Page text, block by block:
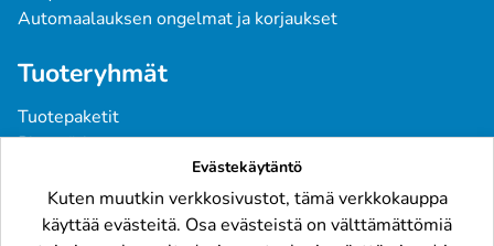
Automaalauksen ongelmat ja korjaukset
Tuoteryhmät
Tuotepaketit
Pintavärit
Pohjatuotteet
Tarvikkeet
Evästekäytäntö
Kuten muutkin verkkosivustot, tämä verkkokauppa
käyttää evästeitä. Osa evästeistä on välttämättömiä